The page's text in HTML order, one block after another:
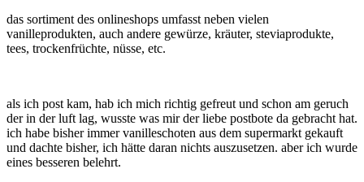
das sortiment des onlineshops umfasst neben vielen
vanilleprodukten, auch andere gewürze, kräuter, steviaprodukte,
tees, trockenfrüchte, nüsse, etc.
als ich post kam, hab ich mich richtig gefreut und schon am geruch
der in der luft lag, wusste was mir der liebe postbote da gebracht hat.
ich habe bisher immer vanilleschoten aus dem supermarkt gekauft
und dachte bisher, ich hätte daran nichts auszusetzen. aber ich wurde
eines besseren belehrt.